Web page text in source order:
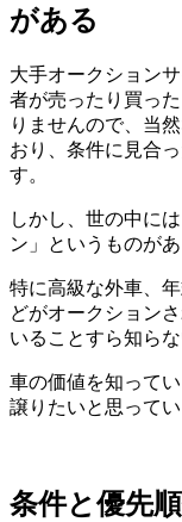
がある
大手オークション
者が売ったり買っ
りませんので、当
おり、条件に見合
す。
しかし、世の中に
ン」というものがあ
特に高級な外車、
どがオークション
いることすら知らな
車の価値を知って
譲りたいと思ってい
条件と優先